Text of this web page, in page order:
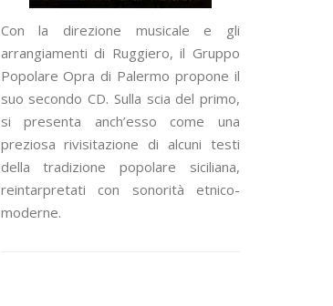
Con la direzione musicale e gli
arrangiamenti di Ruggiero, il Gruppo
Popolare Opra di Palermo propone il
suo secondo CD. Sulla scia del primo,
si presenta anch’esso come una
preziosa rivisitazione di alcuni testi
della tradizione popolare siciliana,
reintarpretati con sonorità etnico-
moderne.